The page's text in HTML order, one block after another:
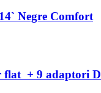
Negre Comfort
flat + 9 adaptori